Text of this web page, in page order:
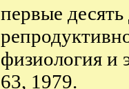
первые
физиология и
63, 1979.